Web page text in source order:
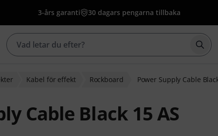
3-års garanti 30 dagars pengarna tillbaka
Kabel för effekt Rockboard Power Supply Cable
Cable Black 15 AS